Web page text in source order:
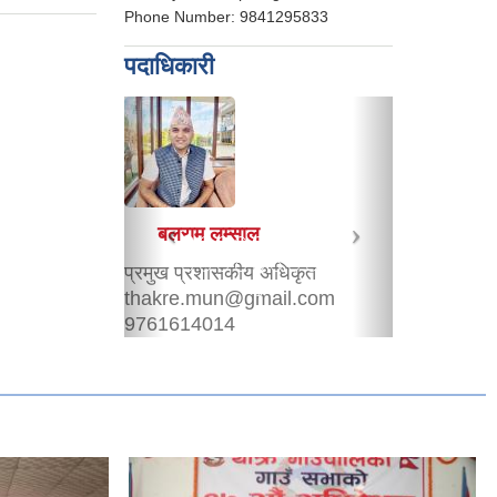
Phone Number: 9841295833
पदाधिकारी
श्री दुर्गा देवी खड्का
शिक्षा अधिकृत
durgakhadka8849@gmail.com
9849035271
शिक्षा शाखा